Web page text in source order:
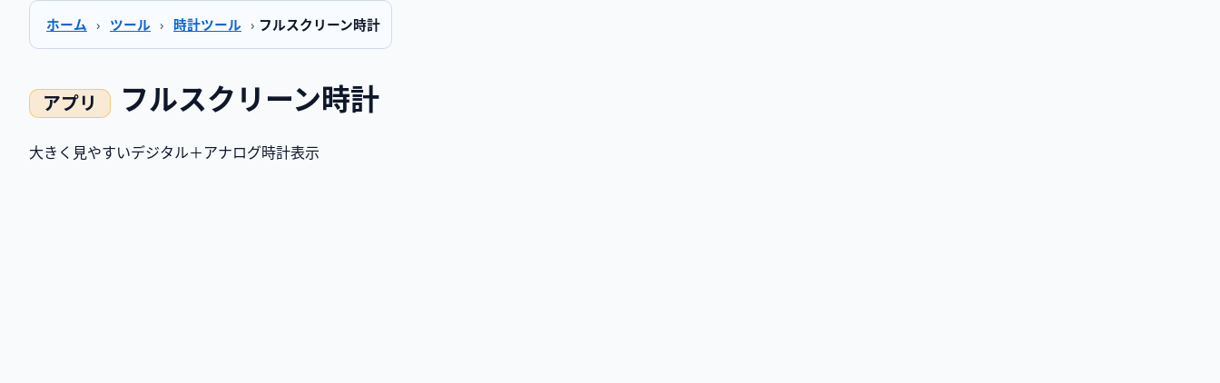
ホーム › ツール › 時計ツール › フルスクリーン時計
フルスクリーン時計
大きく見やすいデジタル＋アナログ時計表示